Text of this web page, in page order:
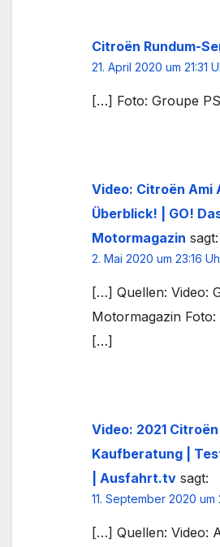
Citroën Rundum-
21. April 2020 um 21:31
[…] Foto: Groupe
Video: Citroën Ami
Überblick! | GO!
Motormagazin sagt:
2. Mai 2020 um 23:16
[…] Quellen: Video:
Motormagazin
[…]
Video: 2021 Citroën
Kaufberatung |
| Ausfahrt.tv sagt:
11. September 2020 um
[…] Quellen: Video: